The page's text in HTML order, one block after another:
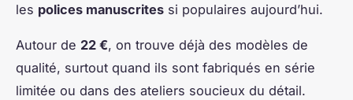
les polices manuscrites si populaires aujourd’hui.
Autour de 22 €, on trouve déjà des modèles de
qualité, surtout quand ils sont fabriqués en série
limitée ou dans des ateliers soucieux du détail.